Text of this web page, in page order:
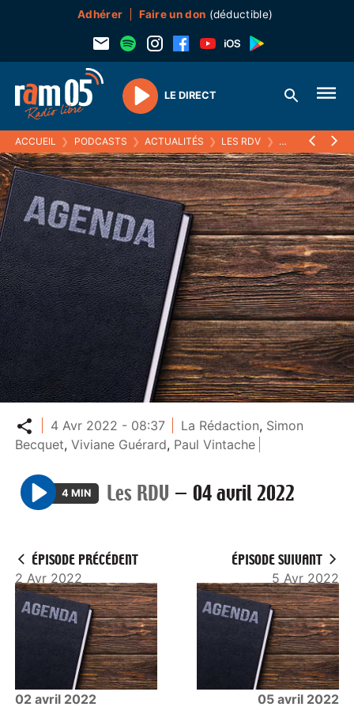
Adhérer Faire un don (déductible)
Play
LE DIRECT
ACCUEIL ❯ PODCASTS ❯ ACTUALITÉS ❯ LES RDV ❯ 04 AVRIL 2022
Partager
4 Avr 2022 - 08:37 La Rédaction, Simon
Becquet,Viviane Guérard, Paul Vintache
P
y
4 MIN Les RDV — 04 avril 2022
ÉPISODE PRÉCÉDENT
2 Avr 2022
02 avril 2022
ÉPISODE SUIVANT
5 Avr 2022
05 avril 2022